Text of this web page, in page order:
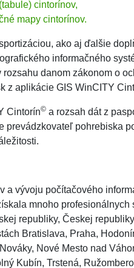
cintorínov,
mapy cintorínov.
ako aj ďalšie
informačného
rozsahu danom zákonom o
z aplikácie GIS WinCITY
Cintorín© a rozsah dát z
prevádzkovateľ pohrebiska
a vývoju počítačového
mnoho
republiky, Českej
Bratislava, Praha,
Nové Mesto nad
Kubín, Trstená,